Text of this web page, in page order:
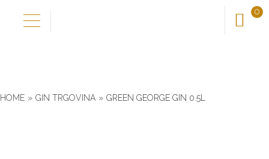
0
HOME » GIN TRGOVINA » GREEN GEORGE GIN 0.5L